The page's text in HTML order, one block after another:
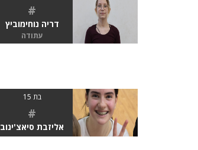
#
דריה נוחימוביץ
עתודה
בת 15
#
אליזבת סיאצ'ינוב